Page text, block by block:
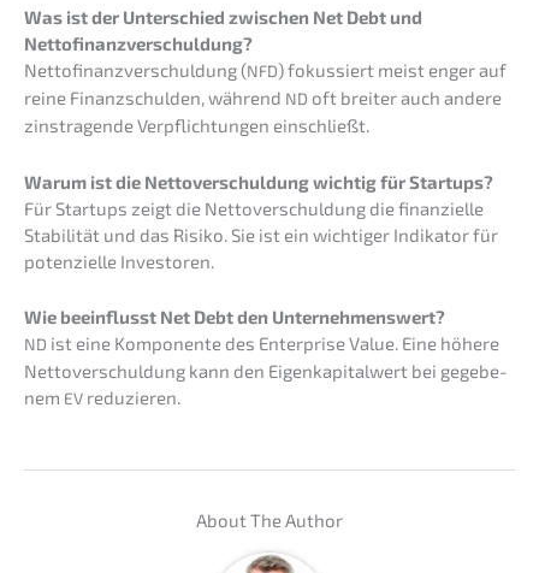
Was ist der Unter­schied zwischen Net Debt und
Nettofinanzverschuldung?
Netto­fi­nanz­ver­schul­dung (NFD) fokus­siert meist enger auf
reine Finanz­schul­den, während ND oft breiter auch andere
zinstra­gen­de Verpflich­tun­gen einschließt.
Warum ist die Netto­ver­schul­dung wichtig für Startups?
Für Start­ups zeigt die Netto­ver­schul­dung die finan­zi­el­le
Stabi­li­tät und das Risiko. Sie ist ein wichti­ger Indika­tor für
poten­zi­el­le Investoren.
Wie beein­flusst Net Debt den Unternehmenswert?
ND ist eine Kompo­nen­te des Enter­pri­se Value. Eine höhere
Netto­ver­schul­dung kann den Eigen­ka­pi­tal­wert bei gegebe­
nem EV reduzieren.
About The Author